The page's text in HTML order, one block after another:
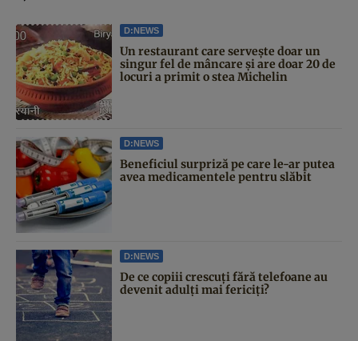
D:NEWS
Un restaurant care servește doar un
singur fel de mâncare și are doar 20 de
locuri a primit o stea Michelin
D:NEWS
Beneficiul surpriză pe care le-ar putea
avea medicamentele pentru slăbit
D:NEWS
De ce copiii crescuți fără telefoane au
devenit adulți mai fericiți?